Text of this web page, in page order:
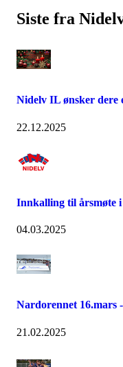
Siste fra
Nidelv IL ønsker dere
22.12.2025
Innkalling til årsmøte
04.03.2025
Nardorennet 16.mars
21.02.2025